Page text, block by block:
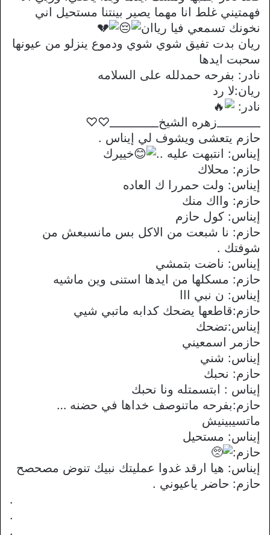
فهمتيني غلط انا مهما يصير بينتنا مستحيل اني
نخونك تسمعي فيا رياان
ريان بدت تفيق شوي شوي ودموع ينزلو من عيونها
سحبت ايدها
نادر: بفرحه حمدلله على السلامه
ريان:لا رد
نادر:
________زهره الشيخ_________♡♡
حازم يتعشى ويشوف لي إيناس .
إيناس: انتبهت عليه ..
خييرك
حازم: محلاك
إيناس: ولت حمررا ك العاده
حازم: وااك منك
إيناس: كول حازم
حازم: نا شبعت من الاكل بس مانسبعش من
شوفتك .
إيناس: ناضت بتمشي
حازم: مسكلها من ايدها استنى وين ماشيه
إيناس: ن نبي ااا
حازم:قاطعها يضحك كدابه ماتبي شيي
إيناس:تضحك
حازمر اسمعيني
إيناس: شني
حازم: نحبك
إيناس : ابتسمتله ونا نحبك
حازم:بفرحه ماتنوصف خداها في حضنه …
ماتسيبينيش
إيناس: مستحيل
حازم:
إيناس: هيا ارقد غدوا عمليتك نبيك تنوض مصحصح
حازم: حاضر ياعيوني .
.
.
.